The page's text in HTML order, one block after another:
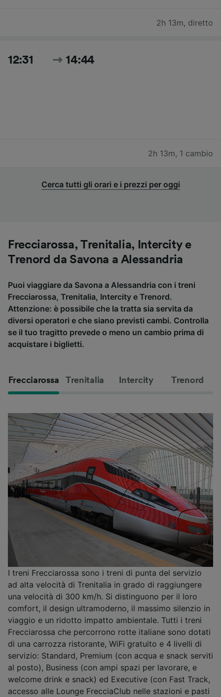
2h 13m, diretto
12:31 14:44
2h 13m, 1 cambio
Cerca tutti gli orari e i prezzi per oggi
Frecciarossa, Trenitalia, Intercity e
Trenord da Savona a Alessandria
Puoi viaggiare da Savona a Alessandria con i treni
Frecciarossa, Trenitalia, Intercity e Trenord.
Attenzione: è possibile che la tratta sia servita da
diversi operatori e che siano previsti cambi. Controlla
se il tuo tragitto prevede o meno un cambio prima di
acquistare i biglietti.
Frecciarossa Trenitalia Intercity Trenord
I treni Frecciarossa sono i treni di punta del servizio
ad alta velocità di Trenitalia in grado di raggiungere
una velocità di 300 km/h. Si distinguono per il loro
comfort, il design ultramoderno, il massimo silenzio in
viaggio e un ridotto impatto ambientale. Tutti i treni
Frecciarossa che percorrono rotte italiane sono dotati
di una carrozza ristorante, WiFi gratuito e 4 livelli di
servizio: Standard, Premium (con acqua e snack serviti
al posto), Business (con ampi spazi per lavorare, e
welcome drink e snack) ed Executive (con Fast Track,
accesso alle Lounge FrecciaClub nelle stazioni e pasti